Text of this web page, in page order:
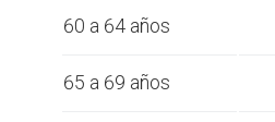
60 a 64 años
65 a 69 años